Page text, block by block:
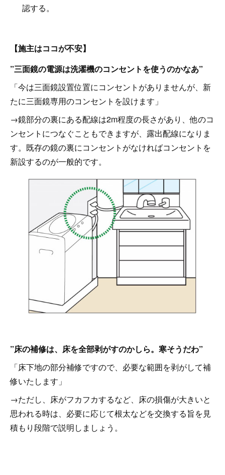
認する。
【施主はココが不安】
”三面鏡の電源は洗濯機のコンセントを使うのかなあ”
「今は三面鏡設置位置にコンセントがありませんが、新
たに三面鏡専用のコンセントを設けます」
→鏡部分の裏にある配線は2m程度の長さがあり、他のコ
ンセントにつなぐこともできますが、露出配線になりま
す。既存の鏡の裏にコンセントがなければコンセントを
新設するのが一般的です。
”床の補修は、床を全部剥がすのかしら。寒そうだわ”
「床下地の部分補修ですので、必要な範囲を剥がして補
修いたします」
→ただし、床がフカフカするなど、床の損傷が大きいと
思われる時は、必要に応じて根太などを交換する旨を見
積もり段階で説明しましょう。